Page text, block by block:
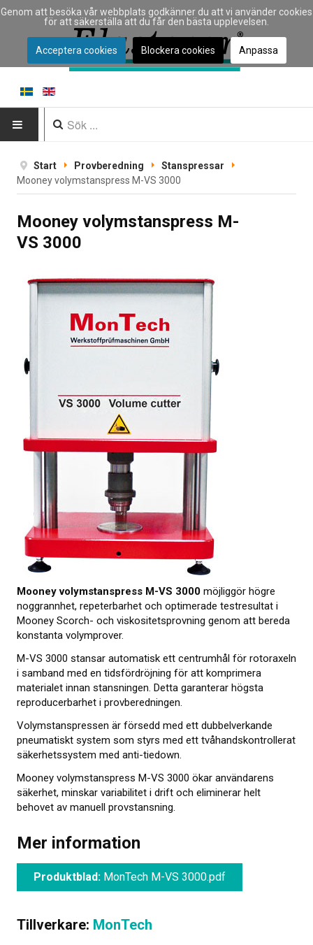
INSTRUMENT
Instrumenttyp
Tillverkare
Tillämpningar
KALIBRERING
PROVNING
Provningsmetoder
MER INFO
Webbinarier om materialprovning
Presentationer från webbkonferens
Elastocons webbinarier
Ladda ner dokument
Litteratur om gummi och plast
Om provning
Om kalibrering
Utbildning
Elastocons museum
OM OSS
NYHETER
Start Provberedning
Stanspressar
Mooney volym­stanspress M-VS 3000
Mooney volym­stanspress M-
VS 3000
Mooney volym­stanspress M-VS 3000 möjliggör högre
noggrannhet, repeter­barhet och optimerade testresultat i
Mooney Scorch- och viskositets­provning genom att bereda
konstanta volym­prover.
M-VS 3000 stansar automatisk ett centrumhål för rotoraxeln
i samband med en tids­fördröjning för att komprimera
materialet innan stansningen. Detta garanterar högsta
reproducer­barhet i prov­beredningen.
Volymstanspressen är försedd med ett dubbel­verkande
pneumatiskt system som styrs med ett tvåhands­kontrollerat
säkerhets­system med anti-tiedown.
Mooney volym­stanspress M-VS 3000 ökar användarens
säkerhet, minskar variabilitet i drift och eliminerar helt
behovet av manuell prov­stansning.
Mer information
Produktblad: MonTech M-VS 3000.pdf
Tillverkare: MonTech
Genom att besöka vår webbplats godkänner du att vi använder cookies
för att säkerställa att du får den bästa upplevelsen.
Acceptera cookies Blockera cookies Anpassa